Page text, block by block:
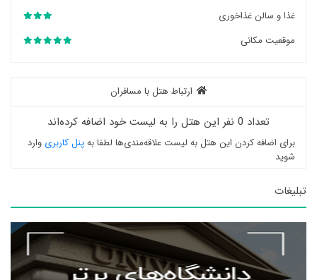
غذا و سالن غذاخوری
موقعیت مکانی
ارتباط هتل با مسافران
تعداد 0 نفر این هتل را به لیست خود اضافه کرده‌اند
برای اضافه کردن این هتل به لیست علاقه‌مندی‌ها لطفا بهپنل کاربری وارد
شوید
تبلیغات